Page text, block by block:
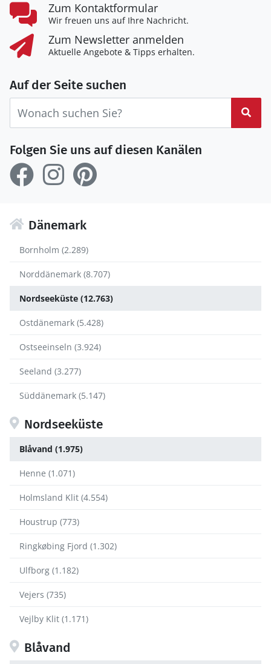
Zum Kontaktformular
Wir freuen uns auf Ihre Nachricht.
Zum Newsletter anmelden
Aktuelle Angebote & Tipps erhalten.
Auf der Seite suchen
Folgen Sie uns auf diesen Kanälen
Dänemark
Bornholm (2.289)
Norddänemark (8.707)
Nordseeküste (12.763)
Ostdänemark (5.428)
Ostseeinseln (3.924)
Seeland (3.277)
Süddänemark (5.147)
Nordseeküste
Blåvand (1.975)
Henne (1.071)
Holmsland Klit (4.554)
Houstrup (773)
Ringkøbing Fjord (1.302)
Ulfborg (1.182)
Vejers (735)
Vejlby Klit (1.171)
Blåvand